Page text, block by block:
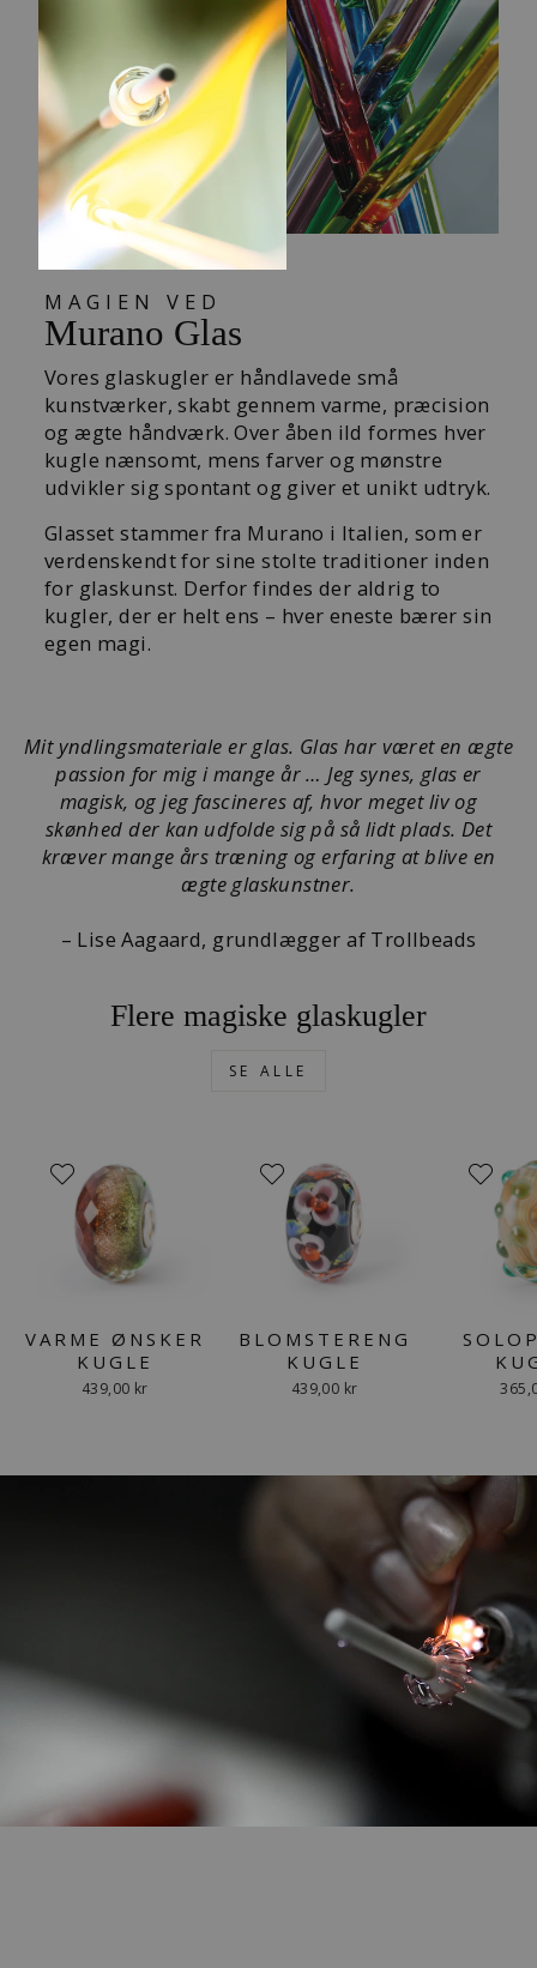
MAGIEN VED
Murano Glas
Vores glaskugler er håndlavede små
kunstværker, skabt gennem varme, præcision
og ægte håndværk. Over åben ild formes hver
kugle nænsomt, mens farver og mønstre
udvikler sig spontant og giver et unikt udtryk.
Glasset stammer fra Murano i Italien, som er
verdenskendt for sine stolte traditioner inden
for glaskunst. Derfor findes der aldrig to
kugler, der er helt ens – hver eneste bærer sin
egen magi.
Mit yndlingsmateriale er glas. Glas har været en ægte
passion for mig i mange år … Jeg synes, glas er
magisk, og jeg fascineres af, hvor meget liv og
skønhed der kan udfolde sig på så lidt plads. Det
kræver mange års træning og erfaring at blive en
ægte glaskunstner.
– Lise Aagaard, grundlægger af Trollbeads
Flere magiske glaskugler
SE ALLE
VARME ØNSKER
KUGLE
439,00 kr
BLOMSTERENG
KUGLE
439,00 kr